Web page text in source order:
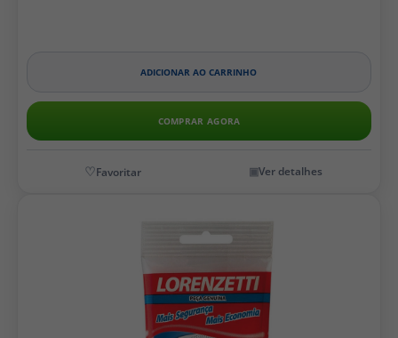
ADICIONAR AO CARRINHO
COMPRAR AGORA
Ver detalhes